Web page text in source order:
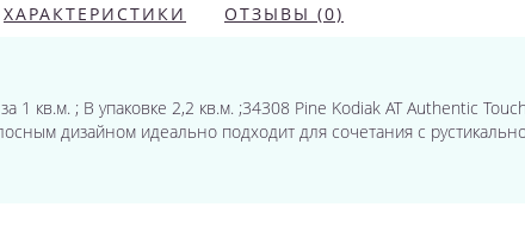
ХАРАКТЕРИСТИКИ ОТЗЫВЫ (0)
1 кв.м. ; В упаковке 2,2 кв.м. ;34308 Pine Kodiak AT Authentic
дизайном идеально подходит для сочетания с